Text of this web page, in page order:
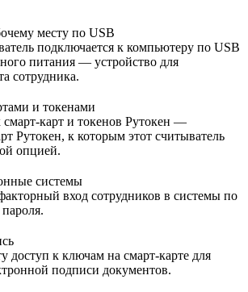
месту по USB
подключается к компьютеру по USB
питания — устройство для
сотрудника.
и токенами
карт и токенов Рутокен —
Рутокен, к которым этот считыватель
опцией.
системы
вход сотрудников в системы по
доступ к ключам на смарт-карте для
подписи документов.